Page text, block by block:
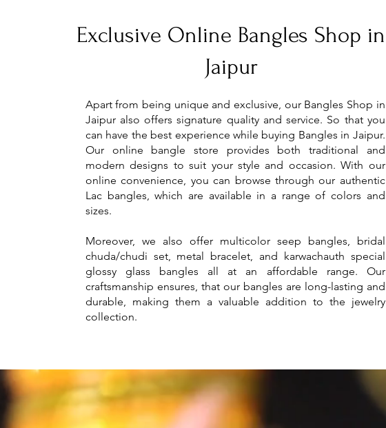
Exclusive Online Bangles Shop in
Jaipur
Apart from being unique and exclusive, our Bangles Shop in
Jaipur also offers signature quality and service. So that you
can have the best experience while buying Bangles in Jaipur.
Our online bangle store provides both traditional and
modern designs to suit your style and occasion. With our
online convenience, you can browse through our authentic
Lac bangles, which are available in a range of colors and
sizes.
Moreover, we also offer multicolor seep bangles, bridal
chuda/chudi set, metal bracelet, and karwachauth special
glossy glass bangles all at an affordable range. Our
craftsmanship ensures, that our bangles are long-lasting and
durable, making them a valuable addition to the jewelry
collection.